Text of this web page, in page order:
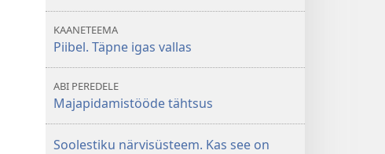
KAANETEEMA
Piibel. Täpne igas vallas
ABI PEREDELE
Majapidamistööde tähtsus
Soolestiku närvisüsteem. Kas see on